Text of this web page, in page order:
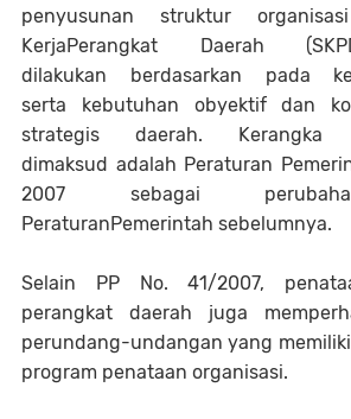
penyusunan struktur
KerjaPerangkat Daerah
dilakukan berdasarkan pada
serta kebutuhan obyektif dan
strategis daerah. Kerangka
dimaksud adalah Peraturan
2007 sebagai
PeraturanPemerintah sebelumnya.
Selain PP No. 41/2007,
perangkat daerah juga
perundang-undangan yang
program penataan organisasi.